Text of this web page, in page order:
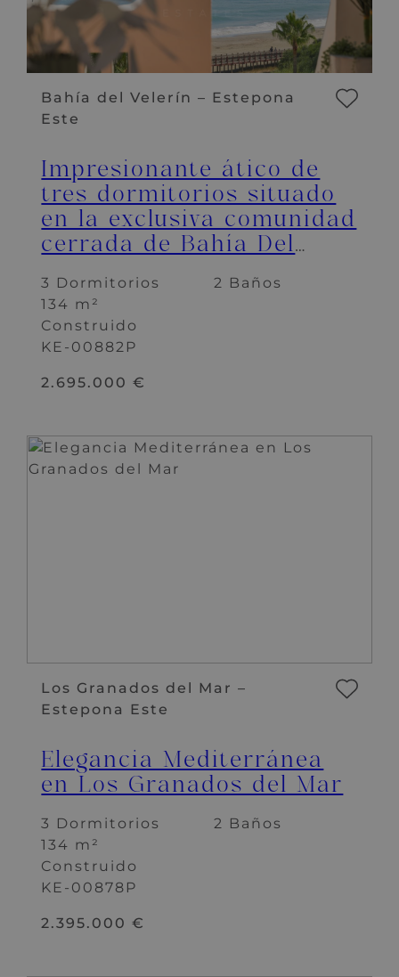
Bahía del Velerín – Estepona
Este
Impresionante ático de
tres dormitorios situado
en la exclusiva comunidad
cerrada de Bahía Del
3 Dormitorios
2 Baños
134 m²
Construido
2.695.000 €
KE-00882P
Los Granados del Mar –
Estepona Este
Elegancia Mediterránea
en Los Granados del Mar
3 Dormitorios
2 Baños
134 m²
Construido
2.395.000 €
KE-00878P